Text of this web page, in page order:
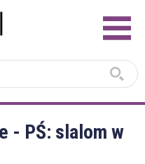
- PŚ: slalom w